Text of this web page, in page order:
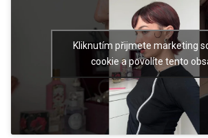
Kliknutím přijmete marketing
cookie a povolíte tento